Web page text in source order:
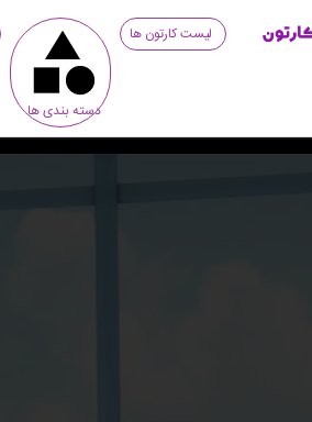
لیست کارتون ها
دسته بندی ها